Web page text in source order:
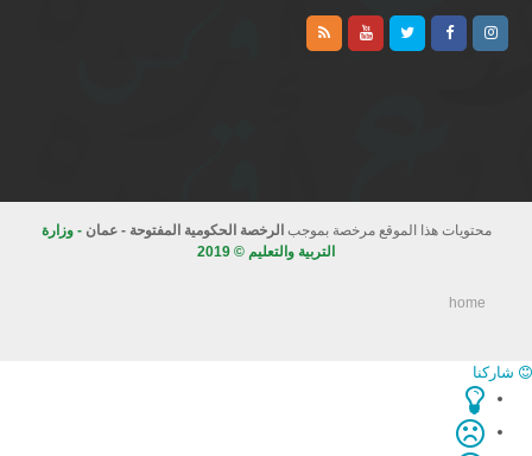
محتويات هذا الموقع مرخصة بموجب الرخصة الحكومية المفتوحة - عمان- وزارة
التربية والتعليم © 2019
home
شاركنا